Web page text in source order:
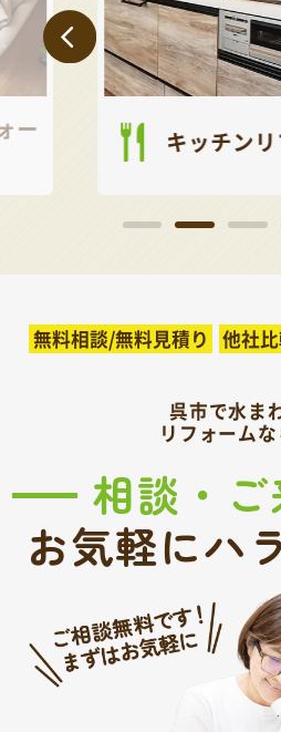
ー キッチン
無料相談/無料見積り 他社
呉市で水ま
リフォーム
相談・
お気軽にハ